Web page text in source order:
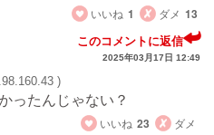
いいね 1 ダメ 13
このコメントに返信
2025年03月17日 12:49
)
ったんじゃない？
いいね 23 ダメ